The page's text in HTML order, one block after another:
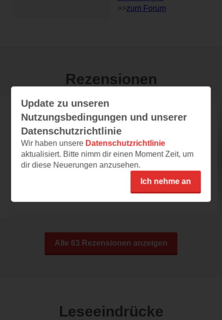
>>zum Forum
Rezensionen
gisel
29.12.2015 – 00:27
Lesefutter für junge Fantasyleser
Jonas hat sehr ausgeprägte Tagträume, er
sieht einen fremden Jungen in einer
Alle 63 Rezensionen anzeigen
Leseeindrücke
Update zu unseren
Nutzungsbedingungen und unserer
Datenschutzrichtlinie
Wir haben unsere Datenschutzrichtlinie
aktualisiert. Bitte nimm dir einen Moment Zeit, um
dir diese Neuerungen anzusehen.
Ich nehme an